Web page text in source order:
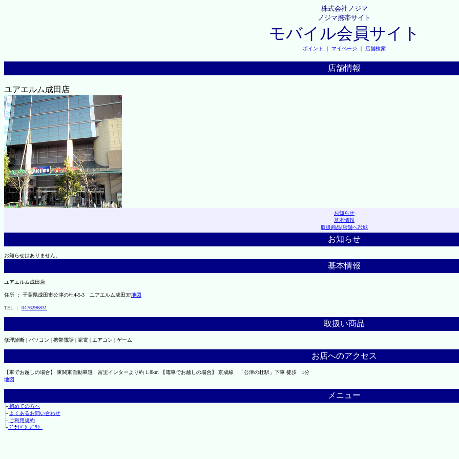
株式会社ノジマ
ノジマ携帯サイト
モバイル会員サイト
ポイント ｜ マイページ ｜ 店舗検索
店舗情報
ユアエルム成田店
お知らせ
基本情報
取扱商品|店舗へｱｸｾｽ
お知らせ
お知らせはありません。
基本情報
ユアエルム成田店
住所 ： 千葉県成田市公津の杜4-5-3 ユアエルム成田3F地図
TEL ： 0476296831
取扱い商品
修理診断 | パソコン | 携帯電話 | 家電 | エアコン | ゲーム
お店へのアクセス
【車でお越しの場合】 東関東自動車道 富里インターより約 1.8km 【電車でお越しの場合】 京成線 「公津の杜駅」下車 徒歩 1分
地図
メニュー
├初めての方へ
├ よくあるお問い合わせ
├ご利用規約
└ﾌﾟﾗｲﾊﾞｼｰﾎﾟﾘｼｰ